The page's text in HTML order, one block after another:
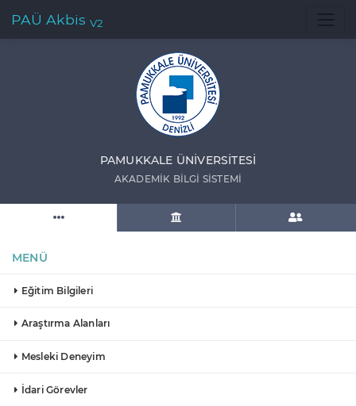
PAÜ Akbis V2
PAMUKKALE ÜNIVERSITESI
AKADEMIK BILGI SISTEMI
MENÜ
Eğitim Bilgileri
Araştırma Alanları
Mesleki Deneyim
İdari Görevler